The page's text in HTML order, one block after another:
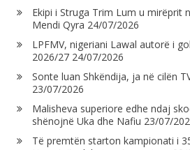
Ekipi i Struga Trim Lum u mirëprit
Mendi Qyra 24/07/2026
LPFMV, nigeriani Lawal autorë i
2026/27 24/07/2026
Sonte luan Shkëndija, ja në cilën
23/07/2026
Malisheva superiore edhe ndaj
shënojnë Uka dhe Nafiu 23/07/
Të premtën starton kampionati i